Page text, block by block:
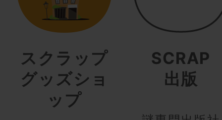
スクラップ
グッズショ
ップ
SCRAP
出版